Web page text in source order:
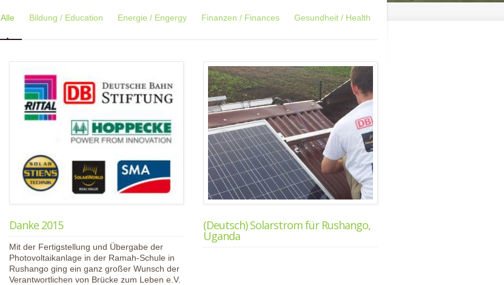
Alle Bildung / Education Energie / Engergy Finanzen / Finances Gesundheit / Health
Danke 2015
Mit der Fertigstellung und Übergabe der
Photovoltaikanlage in der Ramah-Schule in
Rushango ging ein ganz großer Wunsch der
Verantwortlichen von Brücke zum Leben e.V.
(Deutsch) Solarstrom für Rushango,
Uganda